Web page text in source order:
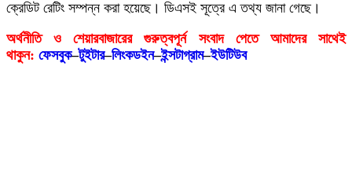
ক্রেডিট রেটিং সম্পন্ন করা হয়েছে। ডিএসই সূত্রে এ তথ্য জানা গেছে।
অর্থনীতি ও শেয়ারবাজারের গুরুত্বপূর্ন সংবাদ পেতে আমাদের সাথেই
থাকুন: ফেসবুক–টুইটার–লিংকডইন–ইন্সটাগ্রাম–ইউটিউব